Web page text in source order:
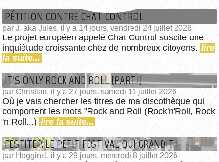
PÉTITION CONTRE CHAT CONTROL
par J. aka Jules, il y a 14 jours, vendredi 24 juillet 2026
Le projet européen appelé Chat Control suscite une
inquiétude croissante chez de nombreux citoyens. lire
la suite...
IT'S ONLY ROCK AND ROLL (PART.1)
par Christian, il y a 27 jours, samedi 11 juillet 2026
Où je vais chercher les titres de ma discothèque qui
comportent les mots "Rock and Roll (Rock'n'Roll, Rock
'n Roll...) lire la suite...
FESTITEP, LE PETIT FESTIVAL QUI GRANDIT !
par Hoggins!, il y a 29 jours, mercredi 8 juillet 2026